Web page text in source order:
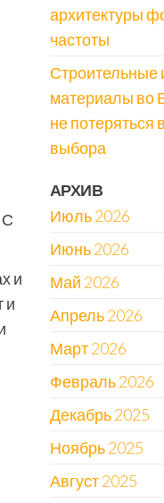
С
и
и
архитектуры
частоты
Строительные
материалы во
не потеряться
выбора
АРХИВ
Июль 2026
Июнь 2026
Май 2026
Апрель 2026
Март 2026
Февраль 2026
Декабрь 2025
Ноябрь 2025
Август 2025